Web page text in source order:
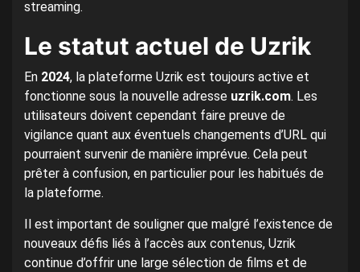
streaming.
Le statut actuel de Uzrik
En 2024, la plateforme Uzrik est toujours active et
fonctionne sous la nouvelle adresse uzrik.com. Les
utilisateurs doivent cependant faire preuve de
vigilance quant aux éventuels changements d’URL qui
pourraient survenir de manière imprévue. Cela peut
prêter à confusion, en particulier pour les habitués de
la plateforme.
Il est important de souligner que malgré l’existence de
nouveaux défis liés à l’accès aux contenus, Uzrik
continue d’offrir une large sélection de films et de